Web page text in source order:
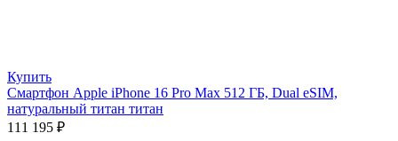
Купить
Смартфон Apple iPhone 16 Pro Max 512 ГБ, Dual eSIM,
натуральный титан титан
111 195 ₽